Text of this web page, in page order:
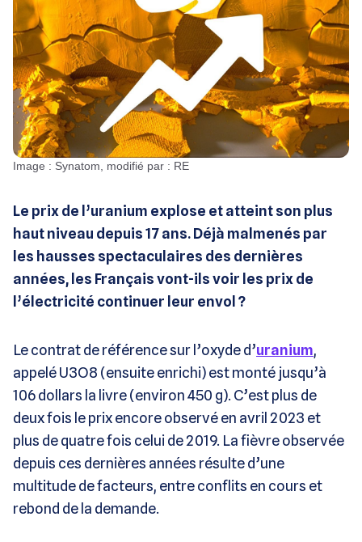
Image : Synatom, modifié par : RE
Le prix de l’uranium explose et atteint son plus
haut niveau depuis 17 ans. Déjà malmenés par
les hausses spectaculaires des dernières
années, les Français vont-ils voir les prix de
l’électricité continuer leur envol ?
Le contrat de référence sur l’oxyde d’uranium,
appelé U3O8 (ensuite enrichi) est monté jusqu’à
106 dollars la livre (environ 450 g). C’est plus de
deux fois le prix encore observé en avril 2023 et
plus de quatre fois celui de 2019. La fièvre observée
depuis ces dernières années résulte d’une
multitude de facteurs, entre conflits en cours et
rebond de la demande.